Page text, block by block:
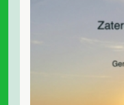
9 augustus